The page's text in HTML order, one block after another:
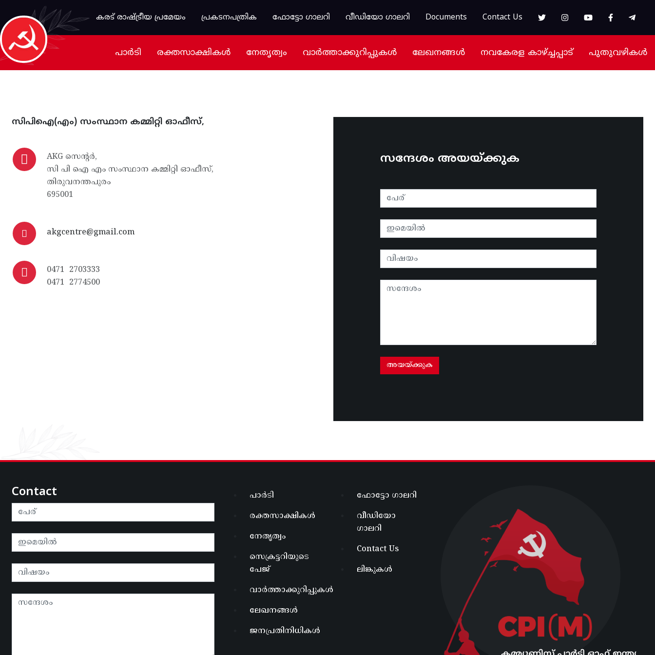
Skip to main content
കരട് രാഷ്ട്രീയ പ്രമേയം
പ്രകടനപത്രിക ഫോട്ടോ ഗാലറി വീഡിയോ ഗാലറി Documents Contact Us
പാർടി രക്തസാക്ഷികൾ നേതൃത്വം വാർത്താക്കുറിപ്പുകൾ ലേഖനങ്ങൾ നവകേരള കാഴ്ച്ചപ്പാട് പുതുവഴികൾ
സിപിഐ(എം) സംസ്ഥാന കമ്മിറ്റി ഓഫീസ്,
AKG സെന്റർ,
സി പി ഐ എം സംസ്ഥാന കമ്മിറ്റി ഓഫീസ്,
തിരുവനന്തപുരം
695001
akgcentre@gmail.com
0471 2703333
0471 2774500
സന്ദേശം അയയ്ക്കുക
Contact പാർടി
രക്തസാക്ഷികൾ
നേതൃത്വം
സെക്രട്ടറിയുടെ
പേജ്
വാർത്താക്കുറിപ്പുകൾ
ലേഖനങ്ങൾ
ജനപ്രതിനിധികൾ
ഫോട്ടോ ഗാലറി
വീഡിയോ
ഗാലറി
Contact Us
ലിങ്കുകൾ